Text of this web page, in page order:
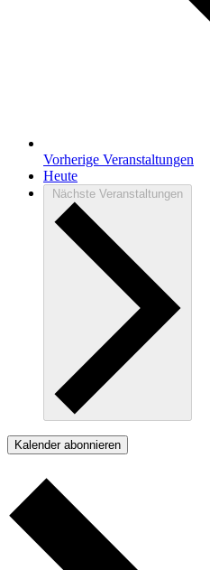
Vorherige Veranstaltungen
Heute
Nächste Veranstaltungen
Kalender abonnieren